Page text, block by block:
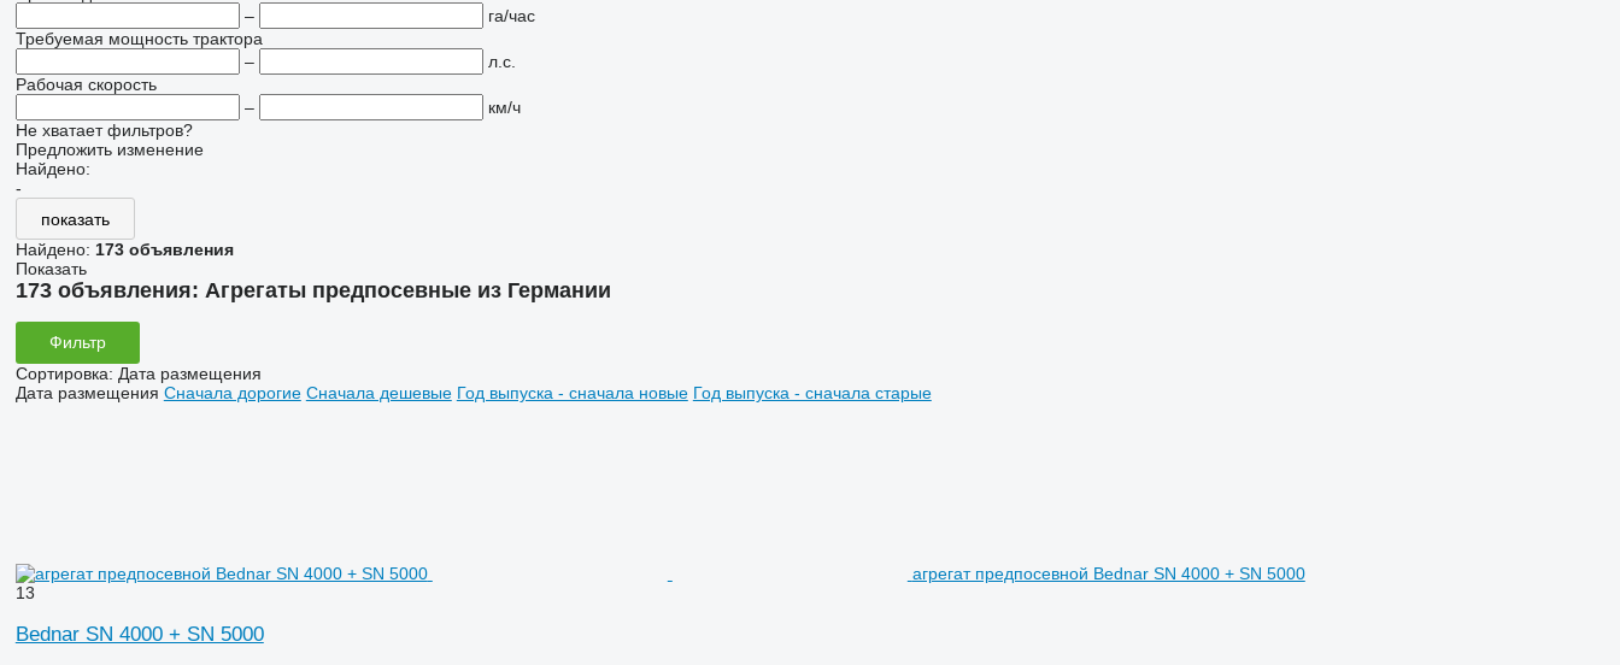
–
га/час
Требуемая мощность трактора
–
л.с.
Рабочая скорость
–
км/ч
Не хватает фильтров?
Предложить изменение
Найдено:
-
показать
Найдено: 173 объявления
Показать
173 объявления: Агрегаты предпосевные из Германии
Фильтр
Сортировка: Дата размещения
Дата размещения Сначала дорогие Сначала дешевые Год выпуска - сначала новые Год выпуска - сначала старые
агрегат предпосевной Bednar SN 4000 + SN 5000
13
Bednar SN 4000 + SN 5000